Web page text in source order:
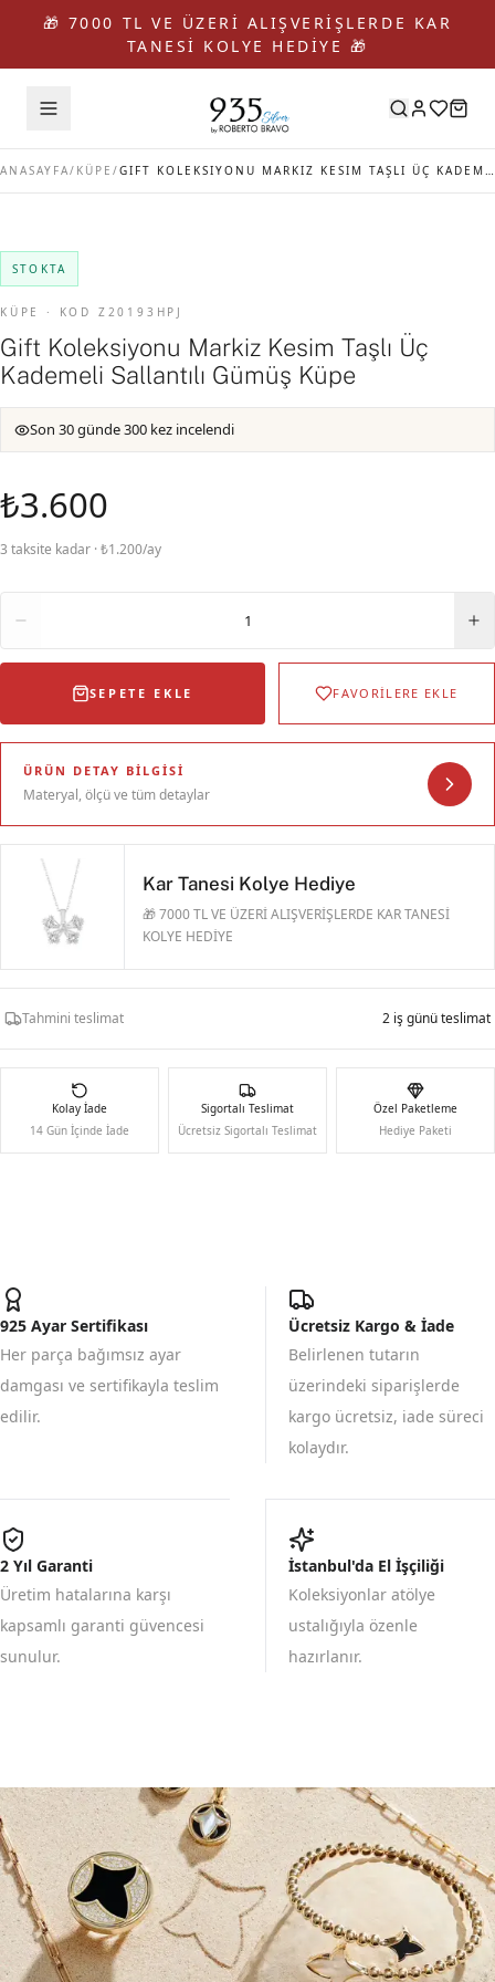
🎁 7000 TL VE ÜZERİ ALIŞVERİŞLERDE KAR
TANESİ KOLYE HEDİYE 🎁
ANASAYFA/ KÜPE / GIFT KOLEKSIYONU MARKIZ KESIM TAŞLI ÜÇ KADEMELI SALLANTILI GÜMÜŞ KÜPE
STOKTA
KÜPE · KOD Z20193HPJ
Gift Koleksiyonu Markiz Kesim Taşlı Üç
Kademeli Sallantılı Gümüş Küpe
Son 30 günde 300 kez incelendi
₺3.600
3 taksite kadar · ₺1.200/ay
1
SEPETE EKLE FAVORİLERE EKLE
ÜRÜN DETAY BILGISI
Materyal, ölçü ve tüm detaylar
Kar Tanesi Kolye Hediye
🎁 7000 TL VE ÜZERİ ALIŞVERİŞLERDE KAR TANESİ
KOLYE HEDİYE
Tahmini teslimat 2 iş günü teslimat
Kolay İade
14 Gün İçinde İade
Sigortalı Teslimat
Ücretsiz Sigortalı Teslimat
Özel Paketleme
Hediye Paketi
925 Ayar Sertifikası
Her parça bağımsız ayar
damgası ve sertifikayla teslim
edilir.
Ücretsiz Kargo & İade
Belirlenen tutarın
üzerindeki siparişlerde
kargo ücretsiz, iade süreci
kolaydır.
2 Yıl Garanti
Üretim hatalarına karşı
kapsamlı garanti güvencesi
sunulur.
İstanbul'da El İşçiliği
Koleksiyonlar atölye
ustalığıyla özenle
hazırlanır.